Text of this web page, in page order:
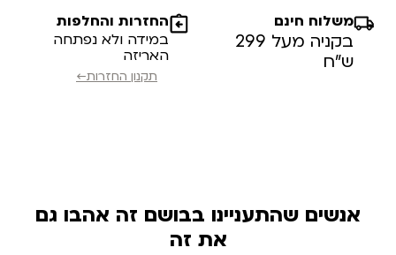
משלוח חינם
בקניה מעל 299
ש”ח
החזרות והחלפות
במידה ולא נפתחה
האריזה
תקנון החזרות←
אנשים שהתעניינו בבושם זה אהבו גם
את זה